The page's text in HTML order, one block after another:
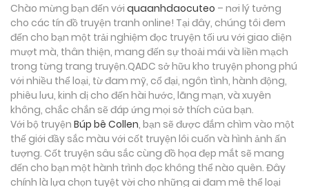
Chào mừng bạn đến với quaanhdaocuteo – nơi lý tưởng
cho các tín đồ truyện tranh online! Tại đây, chúng tôi đem
đến cho bạn một trải nghiệm đọc truyện tối ưu với giao diện
mượt mà, thân thiện, mang đến sự thoải mái và liền mạch
trong từng trang truyện.QADC sở hữu kho truyện phong phú
với nhiều thể loại, từ đam mỹ, cổ đại, ngôn tình, hành động,
phiêu lưu, kinh dị cho đến hài hước, lãng mạn, và xuyên
không, chắc chắn sẽ đáp ứng mọi sở thích của bạn.
Với bộ truyện Búp bê Collen, bạn sẽ được đắm chìm vào một
thế giới đầy sắc màu với cốt truyện lôi cuốn và hình ảnh ấn
tượng. Cốt truyện sâu sắc cùng đồ họa đẹp mắt sẽ mang
đến cho bạn một hành trình đọc không thể nào quên. Đây
chính là lựa chọn tuyệt vời cho những ai đam mê thể loại